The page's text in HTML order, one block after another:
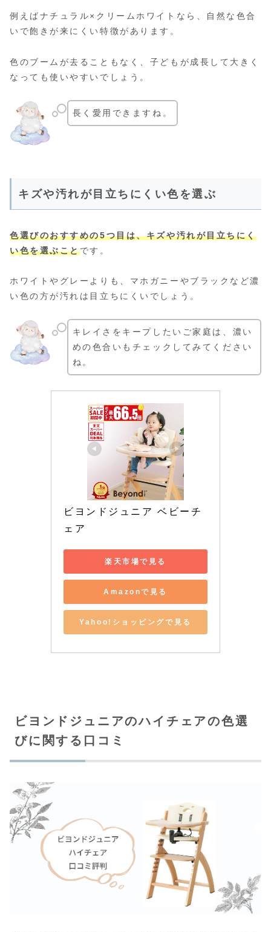
例えばナチュラル×クリームホワイトなら、自然な色合
いで飽きが来にくい特徴があります。
色のブームが去ることもなく、子どもが成長して大きく
なっても使いやすいでしょう。
長く愛用できますね。
キズや汚れが目立ちにくい色を選ぶ
色選びのおすすめの5つ目は、キズや汚れが目立ちにく
い色を選ぶことです。
ホワイトやグレーよりも、マホガニーやブラックなど濃
い色の方が汚れは目立ちにくいでしょう。
キレイさをキープしたいご家庭は、濃い
めの色合いもチェックしてみてください
ね。
ビヨンドジュニア ベビーチ
ェア
楽天市場で見る
Amazonで見る
Yahoo!ショッピングで見る
ビヨンドジュニアのハイチェアの色選
びに関する口コミ